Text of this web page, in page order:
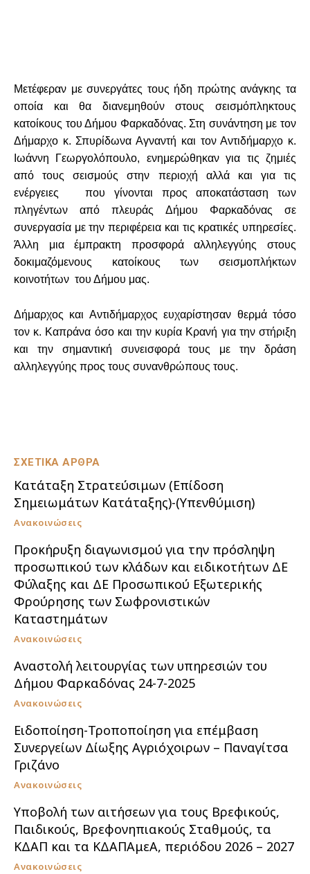
ΣΧΕΤΙΚΑ ΑΡΘΡΑ
Κατάταξη Στρατεύσιμων (Επίδοση
Σημειωμάτων Κατάταξης)-(Υπενθύμιση)
Ανακοινώσεις
Προκήρυξη διαγωνισμού για την πρόσληψη
προσωπικού των κλάδων και ειδικοτήτων ΔΕ
Φύλαξης και ΔΕ Προσωπικού Εξωτερικής
Φρούρησης των Σωφρονιστικών
Καταστημάτων
Ανακοινώσεις
Αναστολή λειτουργίας των υπηρεσιών του
Δήμου Φαρκαδόνας 24-7-2025
Ανακοινώσεις
Ειδοποίηση-Τροποποίηση για επέμβαση
Συνεργείων Δίωξης Αγριόχοιρων – Παναγίτσα
Γριζάνο
Ανακοινώσεις
Υποβολή των αιτήσεων για τους Βρεφικούς,
Παιδικούς, Βρεφονηπιακούς Σταθμούς, τα
ΚΔΑΠ και τα ΚΔΑΠΑμεΑ, περιόδου 2026 – 2027
Ανακοινώσεις
Μετέφεραν με συνεργάτες τους ήδη πρώτης ανάγκης τα
οποία και θα διανεμηθούν στους σεισμόπληκτους
κατοίκους του Δήμου Φαρκαδόνας. Στη συνάντηση με τον
Δήμαρχο κ. Σπυρίδωνα Αγναντή και τον Αντιδήμαρχο κ.
Ιωάννη Γεωργολόπουλο, ενημερώθηκαν για τις ζημιές
από τους σεισμούς στην περιοχή αλλά και για τις
ενέργειες που γίνονται προς αποκατάσταση των
πληγέντων από πλευράς Δήμου Φαρκαδόνας σε
συνεργασία με την περιφέρεια και τις κρατικές υπηρεσίες.
Άλλη μια έμπρακτη προσφορά αλληλεγγύης στους
δοκιμαζόμενους κατοίκους των σεισμοπλήκτων
κοινοτήτων του Δήμου μας.
Δήμαρχος και Αντιδήμαρχος ευχαρίστησαν θερμά τόσο
τον κ. Καπράνα όσο και την κυρία Κρανή για την στήριξη
και την σημαντική συνεισφορά τους με την δράση
αλληλεγγύης προς τους συνανθρώπους τους.